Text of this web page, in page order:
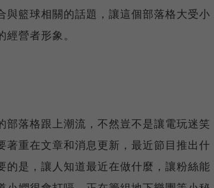
籃球相關的話題，讓這個部落格大受小
營者形象。
落格跟上潮流，不然豈不是讓電玩迷笑
重在文章和消息更新，最近節目推出什
是，讓人知道最近在做什麼，讓粉絲能